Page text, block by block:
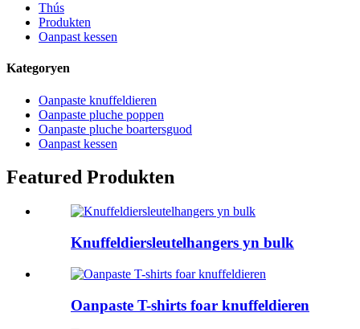
Thús
Produkten
Oanpast kessen
Kategoryen
Oanpaste knuffeldieren
Oanpaste pluche poppen
Oanpaste pluche boartersguod
Oanpast kessen
Featured Produkten
Knuffeldiersleutelhangers yn bulk
Oanpaste T-shirts foar knuffeldieren